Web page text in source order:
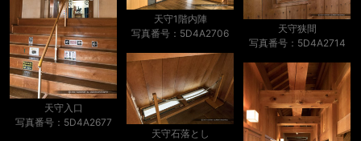
天守入口
写真番号：5D4A2677
天守1階内陣
写真番号：5D4A2706
天守狭間
写真番号：5D4A2714
天守石落とし